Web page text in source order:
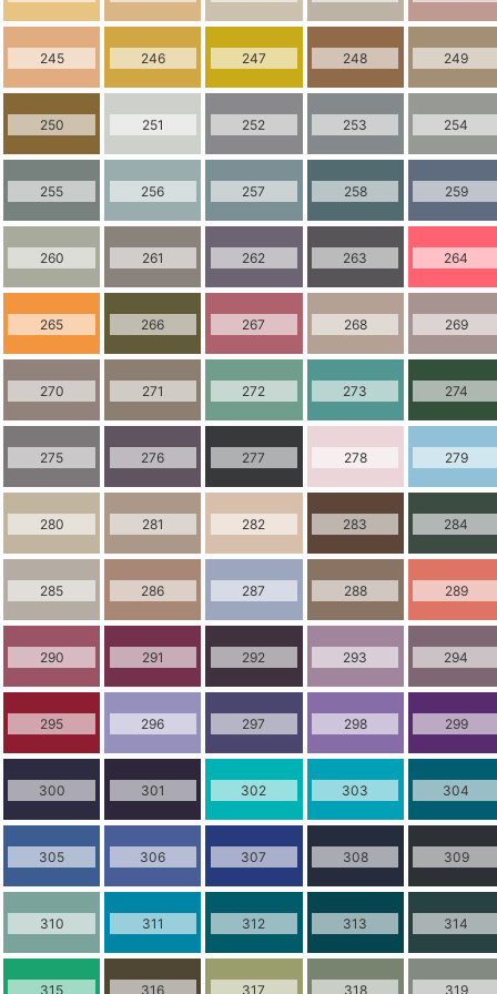
245 246 247 248 249
250 251 252 253 254
255 256 257 258 259
260 261 262 263 264
265 266 267 268 269
270 271 272 273 274
275 276 277 278 279
280 281 282 283 284
285 286 287 288 289
290 291 292 293 294
295 296 297 298 299
300 301 302 303 304
305 306 307 308 309
310 311 312 313 314
315 316 317 318 319